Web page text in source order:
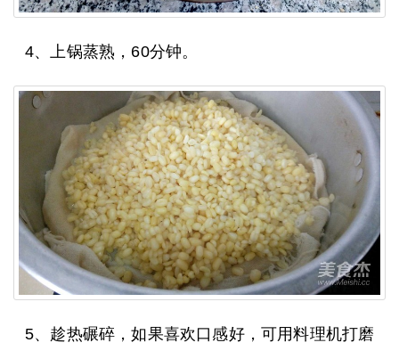
4、上锅蒸熟，60分钟。
5、趁热碾碎，如果喜欢口感好，可用料理机打磨